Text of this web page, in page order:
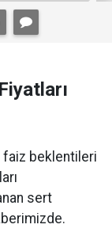
faiz beklentileri
sert